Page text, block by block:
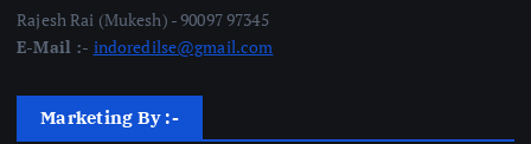
Rajesh Rai (Mukesh) - 90097 97345
E-Mail :- indoredilse@gmail.com
Marketing By :-